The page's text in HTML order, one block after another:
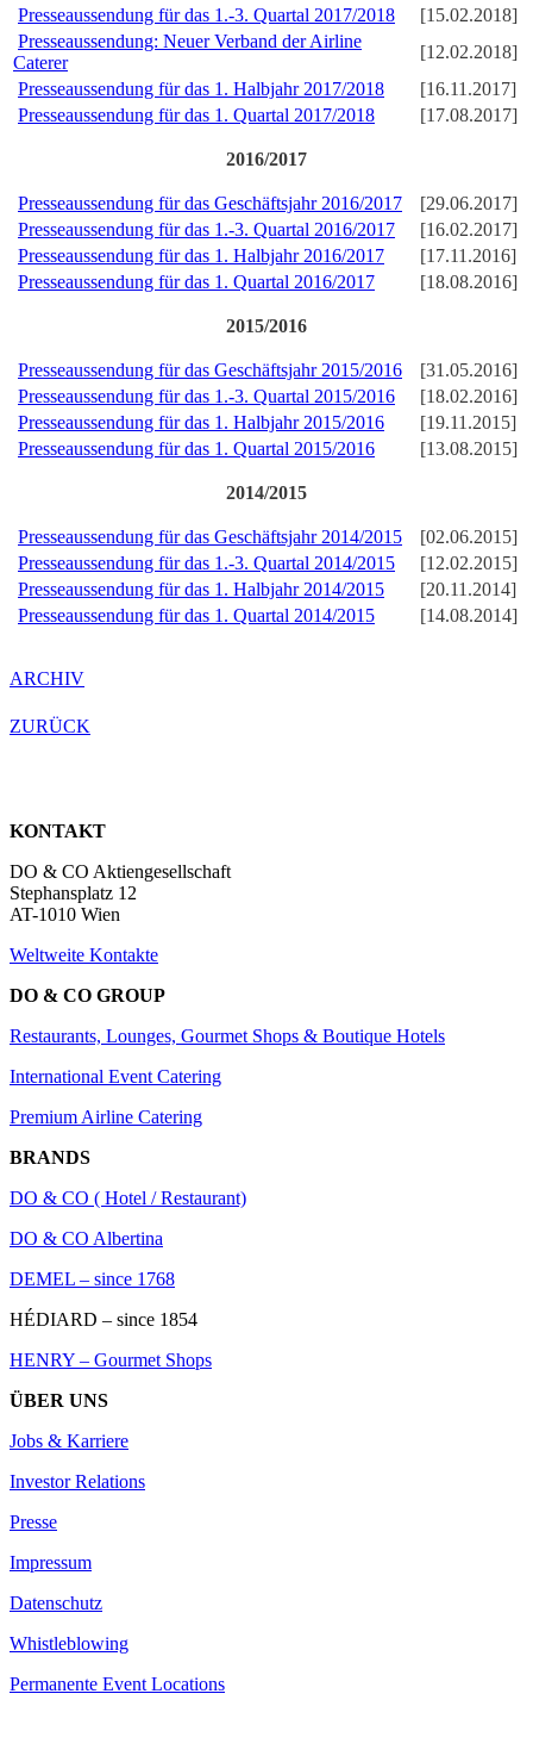
Presseaussendung für das 1.-3. Quartal 2017/2018
[15.02.2018]
Presseaussendung: Neuer Verband der Airline
Caterer
[12.02.2018]
Presseaussendung für das 1. Halbjahr 2017/2018
[16.11.2017]
Presseaussendung für das 1. Quartal 2017/2018
[17.08.2017]
2016/2017
Presseaussendung für das Geschäftsjahr 2016/2017
[29.06.2017]
Presseaussendung für das 1.-3. Quartal 2016/2017
[16.02.2017]
Presseaussendung für das 1. Halbjahr 2016/2017
[17.11.2016]
Presseaussendung für das 1. Quartal 2016/2017
[18.08.2016]
2015/2016
Presseaussendung für das Geschäftsjahr 2015/2016
[31.05.2016]
Presseaussendung für das 1.-3. Quartal 2015/2016
[18.02.2016]
Presseaussendung für das 1. Halbjahr 2015/2016
[19.11.2015]
Presseaussendung für das 1. Quartal 2015/2016
[13.08.2015]
2014/2015
Presseaussendung für das Geschäftsjahr 2014/2015
[02.06.2015]
Presseaussendung für das 1.-3. Quartal 2014/2015
[12.02.2015]
Presseaussendung für das 1. Halbjahr 2014/2015
[20.11.2014]
Presseaussendung für das 1. Quartal 2014/2015
[14.08.2014]
ARCHIV
ZURÜCK
KONTAKT
DO & CO Aktiengesellschaft
Stephansplatz 12
AT-1010 Wien
Weltweite Kontakte
DO & CO GROUP
Restaurants, Lounges, Gourmet Shops & Boutique Hotels
International Event Catering
Premium Airline Catering
BRANDS
DO & CO ( Hotel / Restaurant)
DO & CO Albertina
DEMEL – since 1768
HÉDIARD – since 1854
HENRY – Gourmet Shops
ÜBER UNS
Jobs & Karriere
Investor Relations
Presse
Impressum
Datenschutz
Whistleblowing
Permanente Event Locations